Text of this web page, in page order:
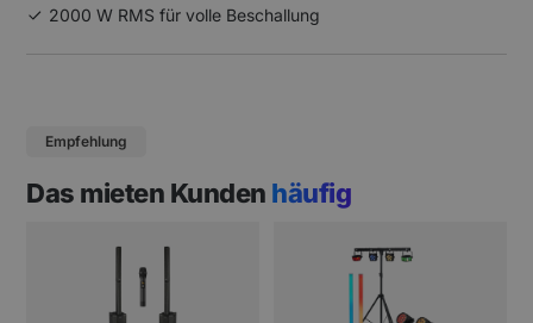
2000 W RMS für volle Beschallung
Empfehlung
Das mieten Kunden häufig